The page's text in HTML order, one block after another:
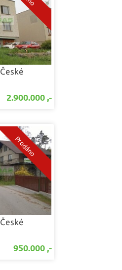
České
2.900.000 ,-
České
950.000 ,-